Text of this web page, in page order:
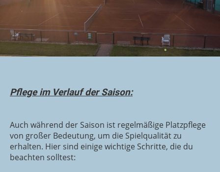
Pflege im Verlauf der Saison:
Auch während der Saison ist regelmäßige Platzpflege
von großer Bedeutung, um die Spielqualität zu
erhalten. Hier sind einige wichtige Schritte, die du
beachten solltest: